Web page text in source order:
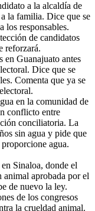
a la alcaldía de
la familia. Dice que se
los responsables.
de candidatos
reforzará.
en Guanajuato antes
Dice que se
Comenta que ya se
en la comunidad de
conflicto entre
conciliatoria. La
sin agua y pide que
agua.
Sinaloa, donde el
animal aprobada por el
de nuevo la ley.
de los congresos
la crueldad animal.